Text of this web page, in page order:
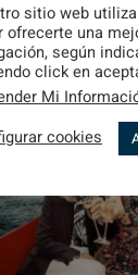
sitio web
ofrecerte una
según
click en
Mi
cookies